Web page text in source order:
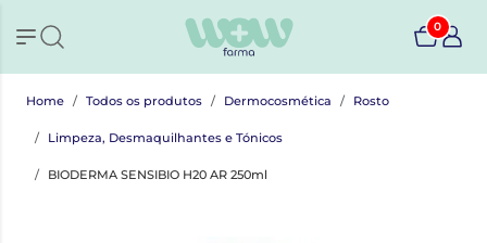
0
Home Todos os produtos Dermocosmética Rosto
Limpeza, Desmaquilhantes e Tónicos
BIODERMA SENSIBIO H20 AR 250ml